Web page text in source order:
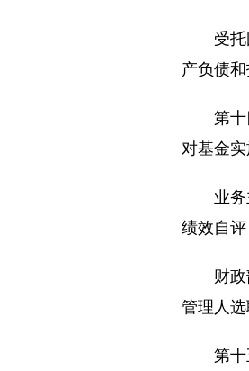
受托国
产负债
第十四
对基金
业务主
绩效自
财政部
管理人
第十五